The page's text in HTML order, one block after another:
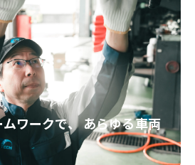
ワークで、 あらゆる車両